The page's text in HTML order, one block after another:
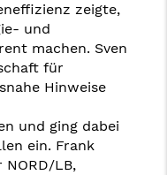
zeigte,
und
machen. Sven
für
Hinweise
und ging dabei
ein. Frank
LB,